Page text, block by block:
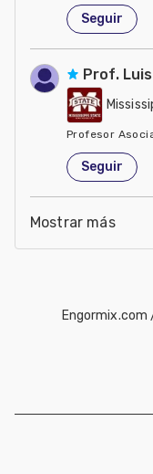
Estados
Seguir
Prof.
Profesor
Estados
Seguir
Mostrar más
Engormix.com